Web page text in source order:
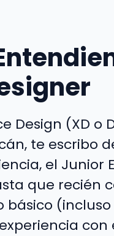
Design (XD o
te escribo
el Junior
que recién
básico
con